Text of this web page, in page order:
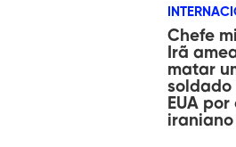
Chefe
Irã
matar
soldado
EUA